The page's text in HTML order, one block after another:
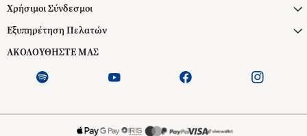
Χρήσιμοι Σύνδεσμοι
Εξυπηρέτηση Πελατών
ΑΚΟΛΟΥΘΗΣΤΕ ΜΑΣ